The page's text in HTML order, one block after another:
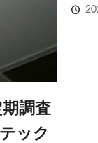
調査
ック